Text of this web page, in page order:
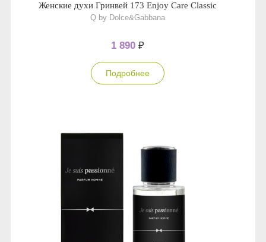
Женские духи Гринвей 173 Enjoy Care Classic
Q by Dolce&Gabbana
1 890 ₽
Подробнее